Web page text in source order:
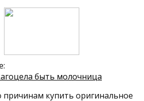
быть молочница
причинам купить оригинальное